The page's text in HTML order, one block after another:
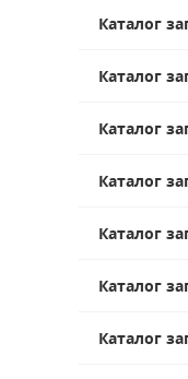
Каталог
Каталог
Каталог
Каталог
Каталог
Каталог
Каталог